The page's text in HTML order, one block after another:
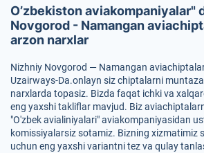
O’zbekiston aviakompaniyalar"
Novgorod - Namangan
arzon narxlar
Nizhniy Novgorod — Namangan
Uzairways-Da.onlayn siz chiptalarni
narxlarda topasiz. Bizda faqat ichki va
eng yaxshi takliflar mavjud. Biz
"O'zbek avialiniyalari" aviakompaniyasidan
komissiyalarsiz sotamiz. Bizning xizmatimiz
uchun eng yaxshi variantni tez va qulay